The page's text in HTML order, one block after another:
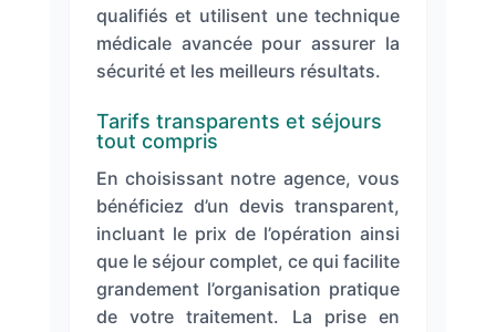
qualifiés et utilisent une technique
médicale avancée pour assurer la
sécurité et les meilleurs résultats.
Tarifs transparents et séjours
tout compris
En choisissant notre agence, vous
bénéficiez d’un devis transparent,
incluant le prix de l’opération ainsi
que le séjour complet, ce qui facilite
grandement l’organisation pratique
de votre traitement. La prise en